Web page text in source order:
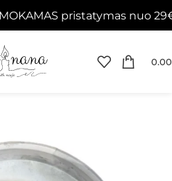
pristatymas nuo 29€ į
0.00